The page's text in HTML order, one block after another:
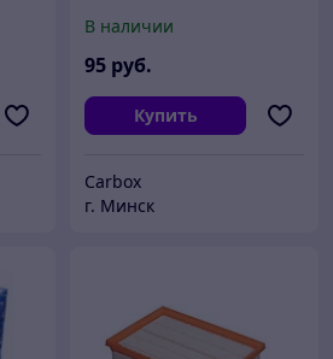
1.3 19-, A-CLASS седан
(V177) 1.3
В наличии
95 руб.
Купить
Carbox
г. Минск